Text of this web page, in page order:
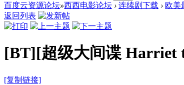
百度云资源论坛»西西电影论坛 › 连续剧下载 › 欧美
返回列表
[BT][超级大间谍 Harriet
[复制链接]